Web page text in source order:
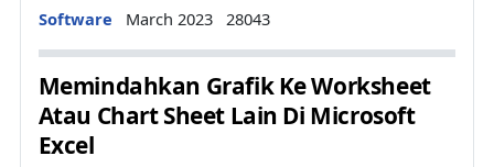
Details
Software March 2023 28043
Memindahkan Grafik Ke Worksheet
Atau Chart Sheet Lain Di Microsoft
Excel